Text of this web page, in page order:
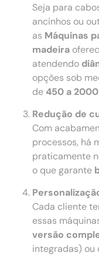
Seja para
ancinhos ou
as Máquinas
madeira
atendendo
opções sob
de450 a
Redução de
Com
processos, há
praticamente
o que garante
Cada cliente
essas
versão
integradas) ou